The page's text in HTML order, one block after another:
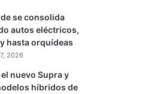
se consolida
autos eléctricos,
hasta orquídeas
2026
nuevo Supra y
híbridos de